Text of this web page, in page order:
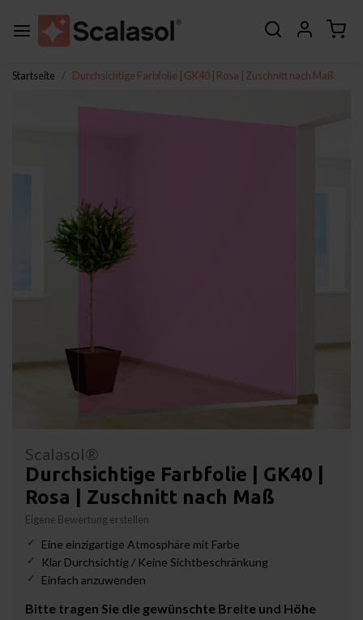
Startseite Durchsichtige Farbfolie | GK40 | Rosa | Zuschnitt nach Maß
Scalasol®
Durchsichtige Farbfolie | GK40 |
Rosa | Zuschnitt nach Maß
Eigene Bewertung erstellen
Eine einzigartige Atmosphäre mit Farbe
Klar Durchsichtig / Keine Sichtbeschränkung
Einfach anzuwenden
Bitte tragen Sie die gewünschte Breite und Höhe